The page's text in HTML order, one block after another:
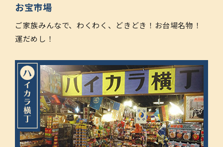
お宝市場
ご家族みんなで、わくわく、どきどき！お台場名物！
運だめし！